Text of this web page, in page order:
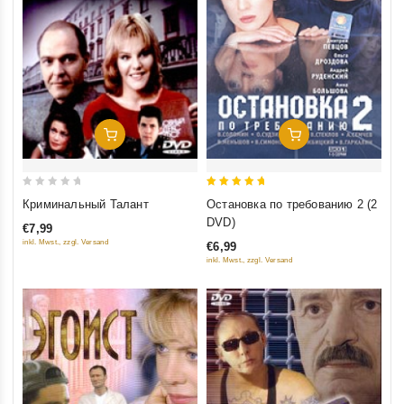
Добавить В Корзину
out
of
Криминальный Талант
€7,99
inkl. Mwst., zzgl. Versand
Добавить В Корзину
Остановка по требованию 2 (2
DVD)
€6,99
inkl. Mwst., zzgl. Versand